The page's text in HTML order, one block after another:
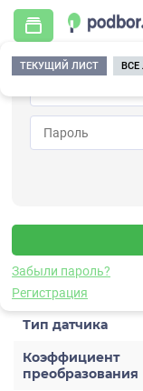
Забыли пароль?
Регистрация
ТЕКУЩИЙ ЛИСТ
Главная / Контрольно-
Датчик
Тип датчика
Коэффициент
преобразования